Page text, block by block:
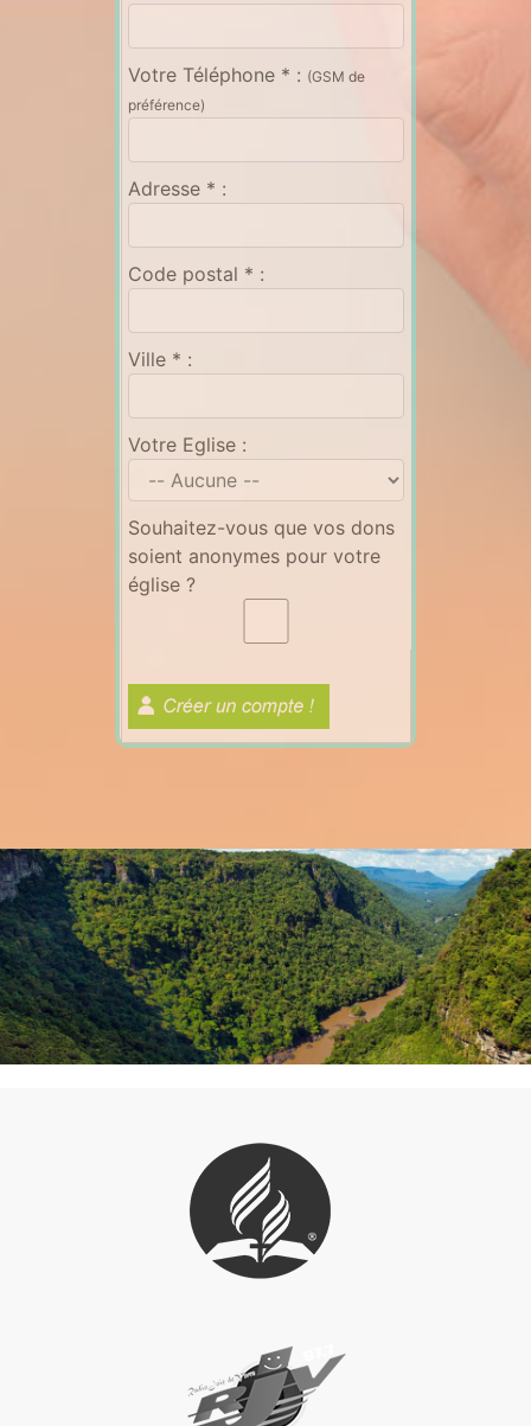
Votre Téléphone * : (GSM de
préférence)
Adresse * :
Code postal * :
Ville * :
Votre Eglise :
Souhaitez-vous que vos dons
soient anonymes pour votre
église ?